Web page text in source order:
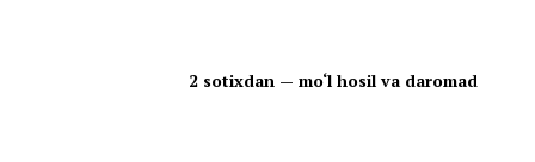
2 sotixdan — mo‘l hosil va daromad